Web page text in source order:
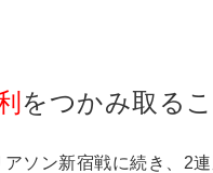
をつかみ取る
アソン新宿戦に続き、2